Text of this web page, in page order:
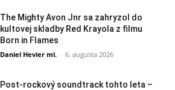
The Mighty Avon Jnr sa zahryzol do
kultovej skladby Red Krayola z filmu
Born in Flames
Daniel Hevier ml. - 6. augusta 2026
Post-rockový soundtrack tohto leta –